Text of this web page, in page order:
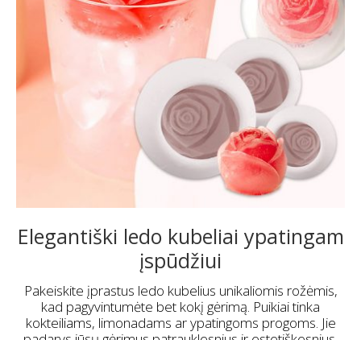
Elegantiški ledo kubeliai ypatingam
įspūdžiui
Pakeiskite įprastus ledo kubelius unikaliomis rožėmis,
kad pagyvintumėte bet kokį gėrimą. Puikiai tinka
kokteiliams, limonadams ar ypatingoms progoms. Jie